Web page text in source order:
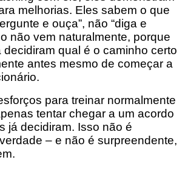
melhorias. Eles sabem o que
e ouça”, não “diga e
não vem naturalmente, porque
decidiram qual é o caminho certo
antes mesmo de começar a
para treinar normalmente
tentar chegar a um acordo
já decidiram. Isso não é
– e não é surpreendente,